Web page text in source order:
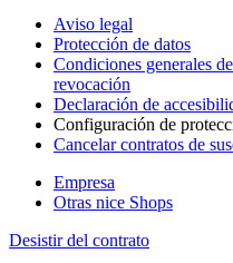
Aviso legal
Protección de datos
Condiciones generales
revocación
Declaración de
Configuración de
Cancelar contratos de
Empresa
Otras nice Shops
Desistir del contrato